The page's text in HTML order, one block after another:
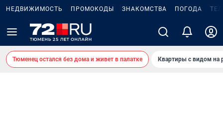
НЕДВИЖИМОСТЬ ПРОМОКОДЫ ЗНАКОМСТВА ПОГОДА
Тюменец остался без дома и живет в палатке Квартиры с видом на